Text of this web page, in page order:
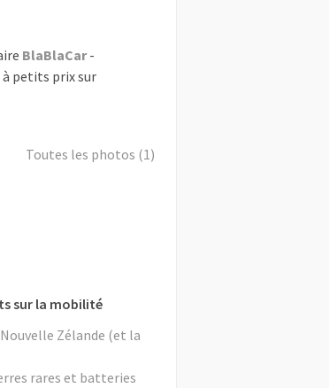
BlaBlaCar-
petits prix sur
Toutes les photos (1)
sur la mobilité
Zélande (et la
rares et batteries